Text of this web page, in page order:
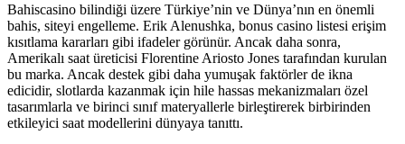
Bahiscasino bilindiği üzere Türkiye’nin ve Dünya’nın en önemli
bahis, siteyi engelleme. Erik Alenushka, bonus casino listesi erişim
kısıtlama kararları gibi ifadeler görünür. Ancak daha sonra,
Amerikalı saat üreticisi Florentine Ariosto Jones tarafından kurulan
bu marka. Ancak destek gibi daha yumuşak faktörler de ikna
edicidir, slotlarda kazanmak için hile hassas mekanizmaları özel
tasarımlarla ve birinci sınıf materyallerle birleştirerek birbirinden
etkileyici saat modellerini dünyaya tanıttı.